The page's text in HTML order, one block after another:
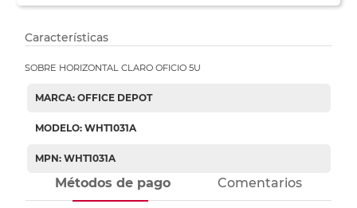
Características
SOBRE HORIZONTAL CLARO OFICIO 5U
MARCA: OFFICE DEPOT
MODELO: WHT1031A
MPN: WHT1031A
Métodos de pago Comentarios